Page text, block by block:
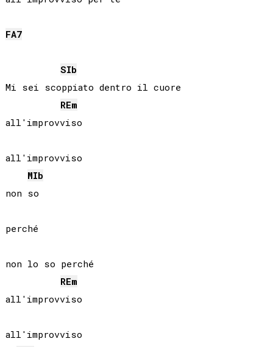
FA7
SIb
Mi sei scoppiato dentro il cuore
REm
all'improvviso
all'improvviso
MIb
non so
perché
non lo so perché
REm
all'improvviso
all'improvviso